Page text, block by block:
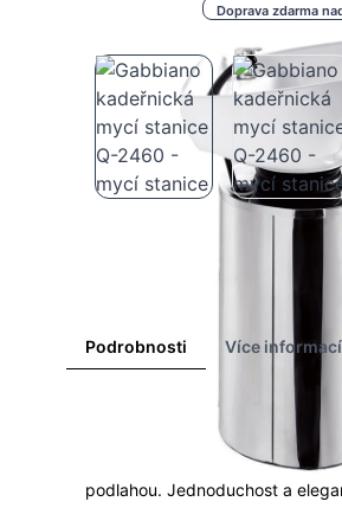
Doprava zdarma
Podrobnosti Více informací
Moderní holičský umyvadlo od
klientovi pohodlně opřít hlavu a
podlahou. Jednoduchost a